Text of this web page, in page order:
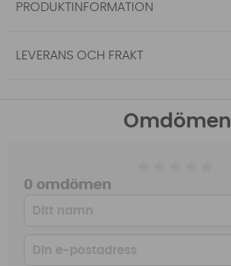
PRODUKTINFORMATION
LEVERANS OCH FRAKT
Omdömen
0 omdömen